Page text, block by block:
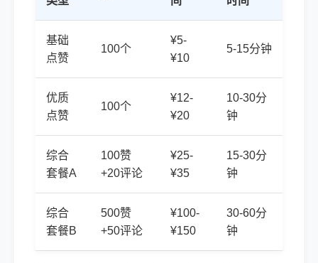
基础
点赞
100个
¥5-
¥10
5-15分钟
优质
点赞
100个
¥12-
¥20
10-30分
钟
综合
套餐A
100赞
+20评论
¥25-
¥35
15-30分
钟
综合
套餐B
500赞
+50评论
¥100-
¥150
30-60分
钟